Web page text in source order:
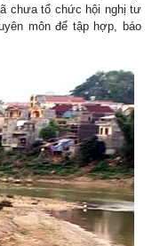
chưa tổ chức hội nghị tư
môn để tập hợp, báo